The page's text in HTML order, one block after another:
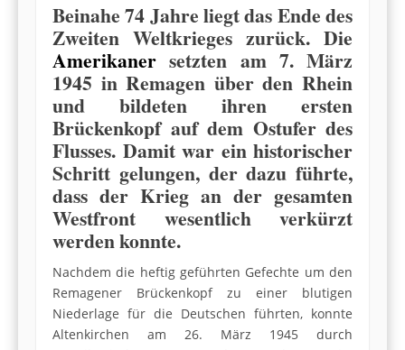
Beinahe 74 Jahre liegt das Ende des
Zweiten Weltkrieges zurück. Die
Amerikaner setzten am 7. März
1945 in Remagen über den Rhein
und bildeten ihren ersten
Brückenkopf auf dem Ostufer des
Flusses. Damit war ein historischer
Schritt gelungen, der dazu führte,
dass der Krieg an der gesamten
Westfront wesentlich verkürzt
werden konnte.
Nachdem die heftig geführten Gefechte um den
Remagener Brückenkopf zu einer blutigen
Niederlage für die Deutschen führten, konnte
Altenkirchen am 26. März 1945 durch